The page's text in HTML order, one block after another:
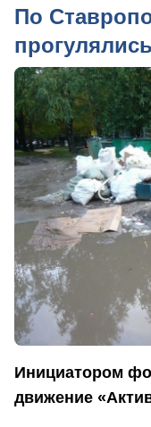
По
Инициатором
движение